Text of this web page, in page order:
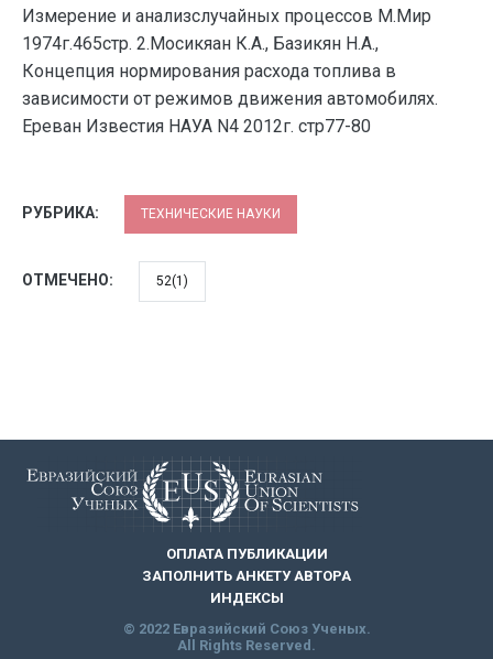
Измерение и анализслучайных процессов М.Мир
1974г.465стр. 2.Мосикяан К.А., Базикян Н.А.,
Концепция нормирования расхода топлива в
зависимости от режимов движения автoмобилях.
Ереван Известия НАУА N4 2012г. стр77-80
РУБРИКА: ТЕХНИЧЕСКИЕ НАУКИ
ОТМЕЧЕНО: 52(1)
ОПЛАТА ПУБЛИКАЦИИ
ЗАПОЛНИТЬ АНКЕТУ АВТОРА
ИНДЕКСЫ
© 2022 Евразийский Союз Ученых.
All Rights Reserved.